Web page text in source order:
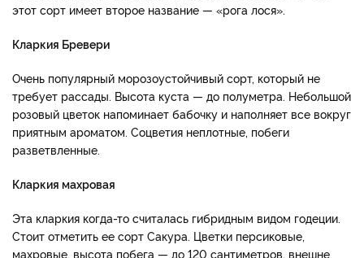
этот сорт имеет второе название — «рога лося».
Кларкия Бревери
Очень популярный морозоустойчивый сорт, который не
требует рассады. Высота куста — до полуметра. Небольшой
розовый цветок напоминает бабочку и наполняет все вокруг
приятным ароматом. Соцветия неплотные, побеги
разветвленные.
Кларкия махровая
Эта кларкия когда-то считалась гибридным видом годеции.
Стоит отметить ее сорт Сакура. Цветки персиковые,
махровые, высота побега — до 120 сантиметров, внешне